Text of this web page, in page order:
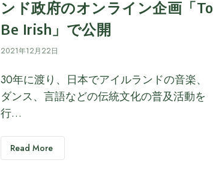
ンド政府のオンライン企画「To
Be Irish」で公開
2021年12月22日
30年に渡り、日本でアイルランドの音楽、
ダンス、言語などの伝統文化の普及活動を
行…
Read More